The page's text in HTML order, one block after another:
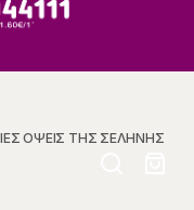
ΟΨΕΙΣ ΤΗΣ ΣΕΛΗΝΗΣ